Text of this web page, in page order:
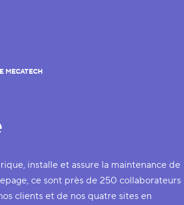
MECATECH
installe et assure la maintenance de
ce sont près de 250 collaborateurs
clients et de nos quatre sites en